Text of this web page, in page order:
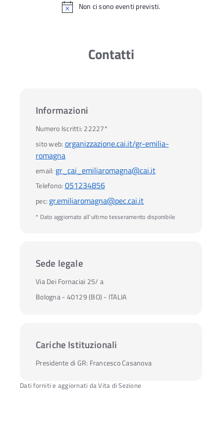
Non ci sono eventi previsti.
Contatti
Informazioni
sito web: organizzazione.cai.it/gr-emilia-
romagna
email: gr_cai_emiliaromagna@cai.it
Telefono: 051234856
pec: gr.emiliaromagna@pec.cai.it
Numero Iscritti: 22227*
* Dato aggiornato all'ultimo tesseramento disponibile
Sede legale
Via Dei Fornaciai 25/ a
Bologna - 40129 (BO) - ITALIA
Cariche Istituzionali
Presidente di GR: Francesco Casanova
Dati forniti e aggiornati da Vita di Sezione